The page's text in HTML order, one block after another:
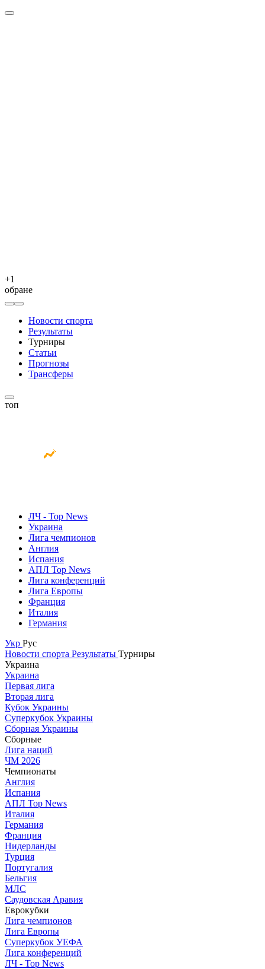
+1
обране
Новости спорта
Результаты
Турниры
Статьи
Прогнозы
Трансферы
топ
ЛЧ - Top News
Украина
Лига чемпионов
Англия
Испания
АПЛ Top News
Лига конференций
Лига Европы
Франция
Италия
Германия
Укр Рус
Новости спорта Результаты Турниры
Украина
Украина
Первая лига
Вторая лига
Кубок Украины
Суперкубок Украины
Сборная Украины
Сборные
Лига наций
ЧМ 2026
Чемпионаты
Англия
Испания
АПЛ Top News
Италия
Германия
Франция
Нидерланды
Турция
Португалия
Бельгия
МЛС
Саудовская Аравия
Еврокубки
Лига чемпионов
Лига Европы
Суперкубок УЕФА
Лига конференций
ЛЧ - Top News